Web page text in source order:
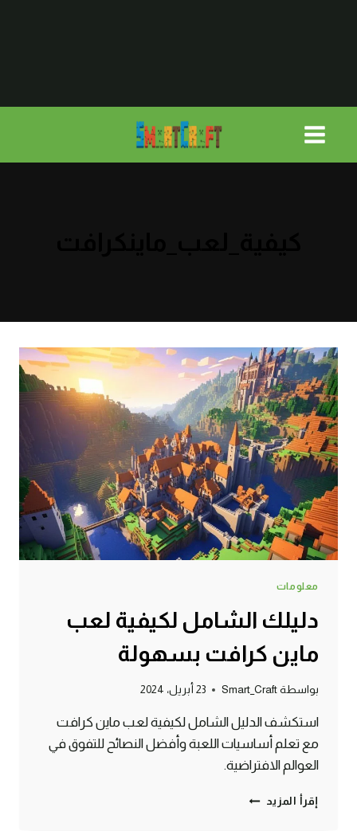
معلومات
دليلك الشامل لكيفية لعب
ماين كرافت بسهولة
بواسطة Smart_Craft 23 أبريل، 2024
استكشف الدليل الشامل لكيفية لعب ماين كرافت
مع تعلم أساسيات اللعبة وأفضل النصائح للتفوق في
العوالم الافتراضية.
إقرأ المزيد دليلك